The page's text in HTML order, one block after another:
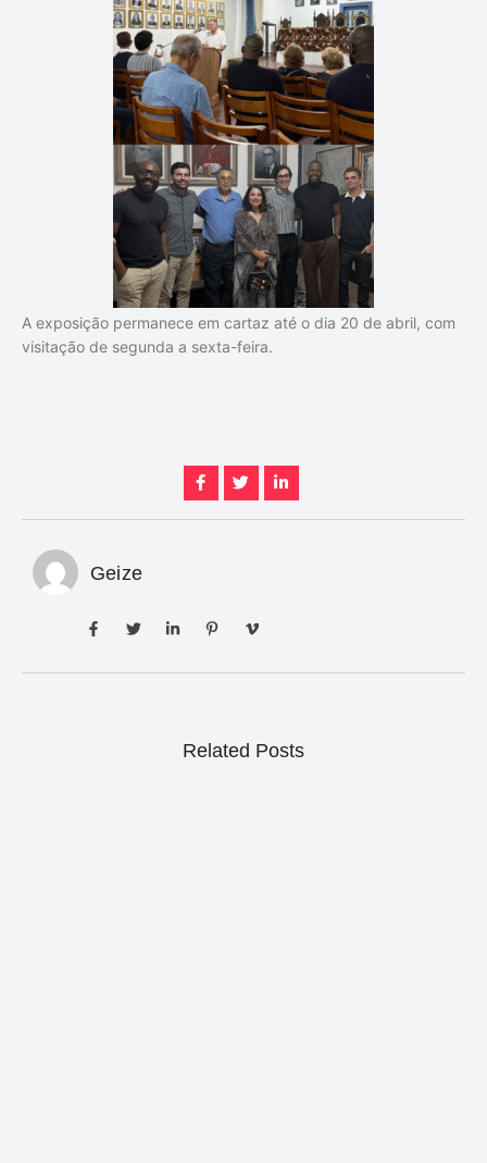
A exposição permanece em cartaz até o dia 20 de abril, com
visitação de segunda a sexta-feira.
Geize
Related Posts